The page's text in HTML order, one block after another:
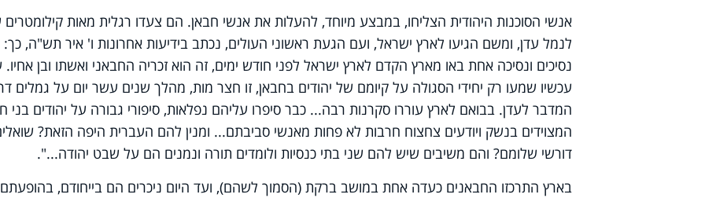
אנשי הסוכנות היהודית הצליחו, במבצע מיוחד, להעלות את אנשי חבאן. הם צעדו רגלית מאות
לנמל עדן, ומשם הגיעו לארץ ישראל, ועם הגעת ראשוני העולים, נכתב בידיעות אחרונות ו' איר תש"ה, כך:
נסיכים ונסיכה אחת באו מארץ הקדם לארץ ישראל לפני חודש ימים, זה הוא זכריה החבאני ואשתו ובן אחיו.
עכשיו שמעו רק יחידי הסגולה על קיומם של יהודים בחבאן, זו חצר מות, מהלך שנים עשר יום על גמלים
המדבר לעדן. בבואם לארץ עוררו סקרנות רבה... כבר סיפרו עליהם נפלאות, סיפורי גבורה על יהודים בני
המצוידים בנשק ויודעים צחצוח חרבות לא פחות מאנשי סביבתם... ומנין להם העברית היפה הזאת?
דורשי שלומם? והם משיבים שיש להם שני בתי כנסיות ולומדים תורה ונמנים הם על שבט יהודה...".
בארץ התרכזו החבאנים כעדה אחת במושב ברקת (הסמוך לשהם), ועד היום ניכרים הם בייחודם,